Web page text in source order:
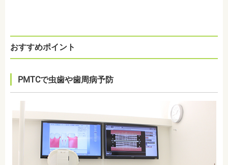
おすすめポイント
PMTCで虫歯や歯周病予防